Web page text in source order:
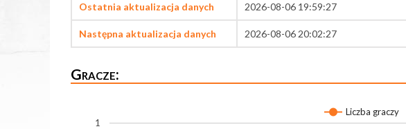
Ostatnia aktualizacja danych 2026-08-06 19:59:27
Następna aktualizacja danych 2026-08-06 20:02:27
Gracze:
Liczba graczy
1